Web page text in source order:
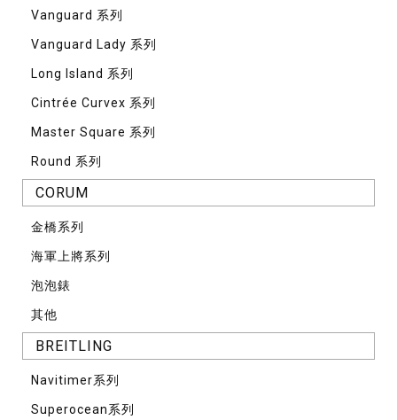
Vanguard 系列
Vanguard Lady 系列
Long Island 系列
Cintrée Curvex 系列
Master Square 系列
Round 系列
CORUM
⾦橋系列
海軍上將系列
泡泡錶
其他
BREITLING
Navitimer系列
Superocean系列